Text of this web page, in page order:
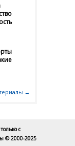
→
с
© 2000-2025